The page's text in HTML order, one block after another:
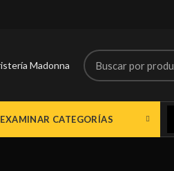
EXAMINAR CATEGORÍAS